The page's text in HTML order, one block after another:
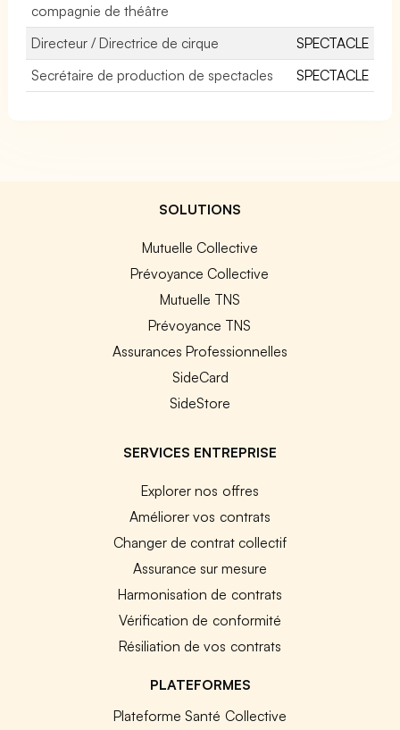
compagnie de théâtre
Directeur / Directrice de cirque
SPECTACLE
Secrétaire de production de spectacles
SPECTACLE
SOLUTIONS
Mutuelle Collective
Prévoyance Collective
Mutuelle TNS
Prévoyance TNS
Assurances Professionnelles
SideCard
SideStore
SERVICES ENTREPRISE
Explorer nos offres
Améliorer vos contrats
Changer de contrat collectif
Assurance sur mesure
Harmonisation de contrats
Vérification de conformité
Résiliation de vos contrats
PLATEFORMES
Plateforme Santé Collective